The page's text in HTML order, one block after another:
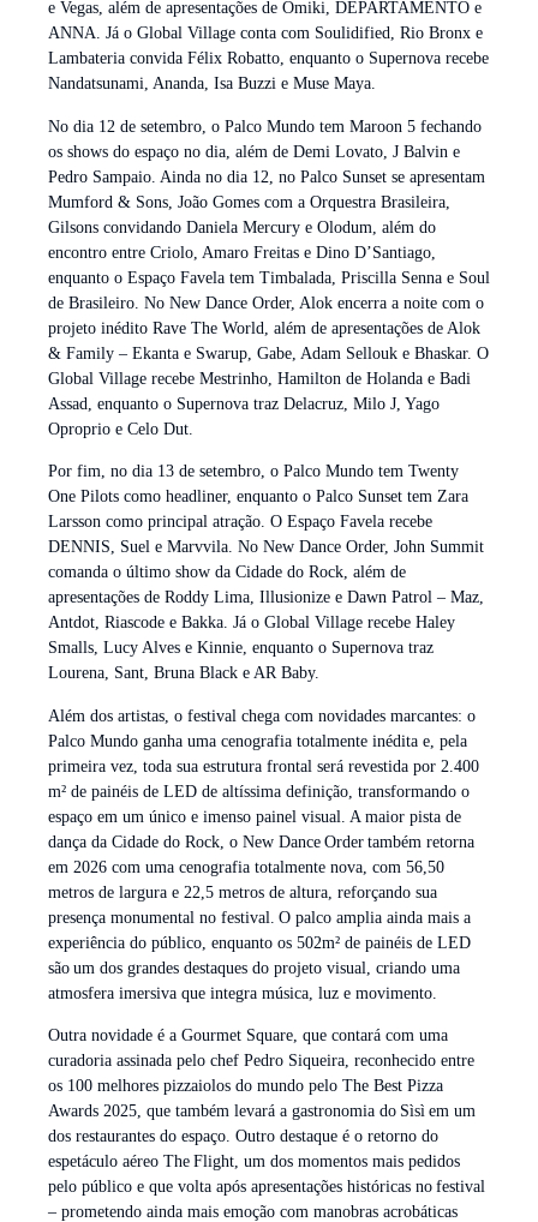
e Vegas, além de apresentações de Omiki, DEPARTAMENTO e
ANNA. Já o Global Village conta com Soulidified, Rio Bronx e
Lambateria convida Félix Robatto, enquanto o Supernova recebe
Nandatsunami, Ananda, Isa Buzzi e Muse Maya.
No dia 12 de setembro, o Palco Mundo tem Maroon 5 fechando
os shows do espaço no dia, além de Demi Lovato, J Balvin e
Pedro Sampaio. Ainda no dia 12, no Palco Sunset se apresentam
Mumford & Sons, João Gomes com a Orquestra Brasileira,
Gilsons convidando Daniela Mercury e Olodum, além do
encontro entre Criolo, Amaro Freitas e Dino D’Santiago,
enquanto o Espaço Favela tem Timbalada, Priscilla Senna e Soul
de Brasileiro. No New Dance Order, Alok encerra a noite com o
projeto inédito Rave The World, além de apresentações de Alok
& Family – Ekanta e Swarup, Gabe, Adam Sellouk e Bhaskar. O
Global Village recebe Mestrinho, Hamilton de Holanda e Badi
Assad, enquanto o Supernova traz Delacruz, Milo J, Yago
Oproprio e Celo Dut.
Por fim, no dia 13 de setembro, o Palco Mundo tem Twenty
One Pilots como headliner, enquanto o Palco Sunset tem Zara
Larsson como principal atração. O Espaço Favela recebe
DENNIS, Suel e Marvvila. No New Dance Order, John Summit
comanda o último show da Cidade do Rock, além de
apresentações de Roddy Lima, Illusionize e Dawn Patrol – Maz,
Antdot, Riascode e Bakka. Já o Global Village recebe Haley
Smalls, Lucy Alves e Kinnie, enquanto o Supernova traz
Lourena, Sant, Bruna Black e AR Baby.
Além dos artistas, o festival chega com novidades marcantes: o
Palco Mundo ganha uma cenografia totalmente inédita e, pela
primeira vez, toda sua estrutura frontal será revestida por 2.400
m² de painéis de LED de altíssima definição, transformando o
espaço em um único e imenso painel visual. A maior pista de
dança da Cidade do Rock, o New Dance Order também retorna
em 2026 com uma cenografia totalmente nova, com 56,50
metros de largura e 22,5 metros de altura, reforçando sua
presença monumental no festival. O palco amplia ainda mais a
experiência do público, enquanto os 502m² de painéis de LED
são um dos grandes destaques do projeto visual, criando uma
atmosfera imersiva que integra música, luz e movimento.
Outra novidade é a Gourmet Square, que contará com uma
curadoria assinada pelo chef Pedro Siqueira, reconhecido entre
os 100 melhores pizzaiolos do mundo pelo The Best Pizza
Awards 2025, que também levará a gastronomia do Sìsì em um
dos restaurantes do espaço. Outro destaque é o retorno do
espetáculo aéreo The Flight, um dos momentos mais pedidos
pelo público e que volta após apresentações históricas no festival
– prometendo ainda mais emoção com manobras acrobáticas